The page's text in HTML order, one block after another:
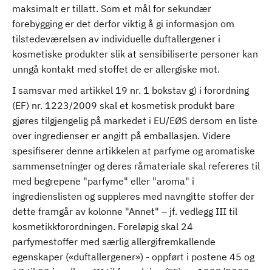
maksimalt er tillatt. Som et mål for sekundær
forebygging er det derfor viktig å gi informasjon om
tilstedeværelsen av individuelle duftallergener i
kosmetiske produkter slik at sensibiliserte personer kan
unngå kontakt med stoffet de er allergiske mot.
I samsvar med artikkel 19 nr. 1 bokstav g) i forordning
(EF) nr. 1223/2009 skal et kosmetisk produkt bare
gjøres tilgjengelig på markedet i EU/EØS dersom en liste
over ingredienser er angitt på emballasjen. Videre
spesifiserer denne artikkelen at parfyme og aromatiske
sammensetninger og deres råmateriale skal refereres til
med begrepene "parfyme" eller "aroma" i
ingredienslisten og suppleres med navngitte stoffer der
dette framgår av kolonne "Annet" – jf. vedlegg III til
kosmetikkforordningen. Foreløpig skal 24
parfymestoffer med særlig allergifremkallende
egenskaper («duftallergener») - oppført i postene 45 og